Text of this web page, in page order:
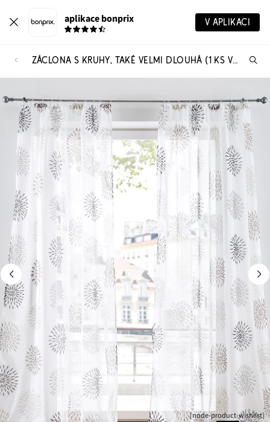
aplikace bonprix V APLIKACI
ZÁCLONA S KRUHY, TAKÉ VELMI DLOUHÁ (1 KS V BALENÍ)
[node-product-wishlist]